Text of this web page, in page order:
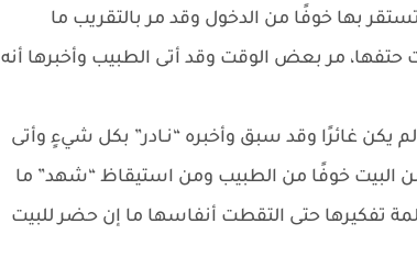
بها خوفًا من الدخول وقد مر بالتقريب ما
مر بعض الوقت وقد أتى الطبيب وأخبرها أنه
غائرًا وقد سبق وأخبره “نـادر” بكل شيءٍ وأتى
من البيت خوفًا من الطبيب ومن استيقاظ “شهد” ما
تفكيرها حتى التقطت أنفاسها ما إن حضر للبيت